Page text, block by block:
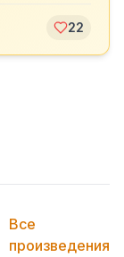
22
Все
произведения